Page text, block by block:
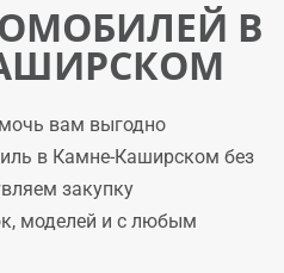
В
вам выгодно
в Камне-Каширском без
закупку
моделей и с любым